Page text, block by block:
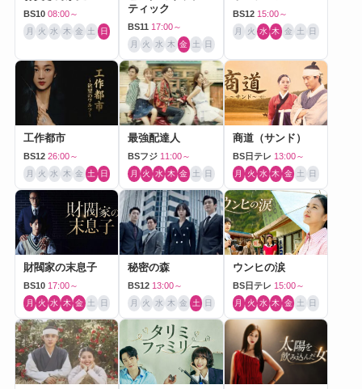
BS10 08:00～
月 火 水 木 金 土 日
ティック
BS11 17:00～
月 火 水 木 金 土 日
BS12 15:00～
月 火 水 木 金 土 日
工作都市
BS12 26:00～
月 火 水 木 金 土 日
最強配達人
BSフジ 11:00～
月 火 水 木 金 土 日
商道（サンド）
BS日テレ 13:00～
月 火 水 木 金 土 日
財閥家の末息子
BS10 17:00～
月 火 水 木 金 土 日
秘密の森
BS12 13:00～
月 火 水 木 金 土 日
ウンヒの涙
BS日テレ 15:00～
月 火 水 木 金 土 日